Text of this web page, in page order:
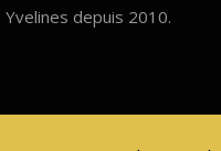
Yvelines depuis 2010.